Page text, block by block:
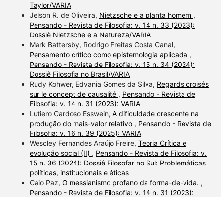
Taylor/VARIA
Jelson R. de Oliveira, Nietzsche e a planta homem ,
Pensando - Revista de Filosofia: v. 14 n. 33 (2023):
Dossiê Nietzsche e a Natureza/VARIA
Mark Battersby, Rodrigo Freitas Costa Canal,
Pensamento crítico como epistemologia aplicada ,
Pensando - Revista de Filosofia: v. 15 n. 34 (2024):
Dossiê Filosofia no Brasil/VARIA
Rudy Kohwer, Edvania Gomes da Silva, Regards croisés
sur le concept de causalité , Pensando - Revista de
Filosofia: v. 14 n. 31 (2023): VARIA
Lutiero Cardoso Esswein, A dificuldade crescente na
produção do mais-valor relativo , Pensando - Revista de
Filosofia: v. 16 n. 39 (2025): VARIA
Wescley Fernandes Araújo Freire, Teoria Crítica e
evolução social (II) , Pensando - Revista de Filosofia: v.
15 n. 36 (2024): Dossiê Filosofar no Sul: Problemáticas
políticas, institucionais e éticas
Caio Paz, O messianismo profano da forma-de-vida. ,
Pensando - Revista de Filosofia: v. 14 n. 31 (2023):